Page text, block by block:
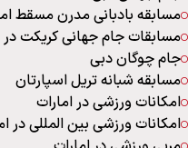
مسابقه بادبانی مدرن مسقط
مسابقات جام جهانی کریکت در
جام چوگان دبی
مسابقه شبانه تریل اسپارتان
امکانات ورزشی در امارات
امکانات ورزشی بین المللی در